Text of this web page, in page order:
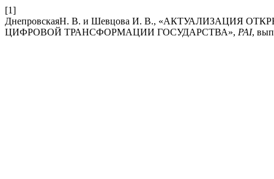
[1]
ДнепровскаяН. В. и Шевцова И. В.,
ЦИФРОВОЙ ТРАНСФОРМАЦИИ ГОСУДАРСТВА», PAI,